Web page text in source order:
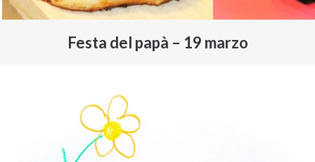
Festa del papà – 19 marzo